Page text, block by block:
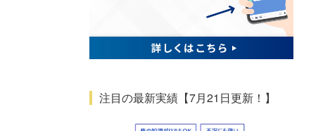
注目の最新実績【7月21日更新！】